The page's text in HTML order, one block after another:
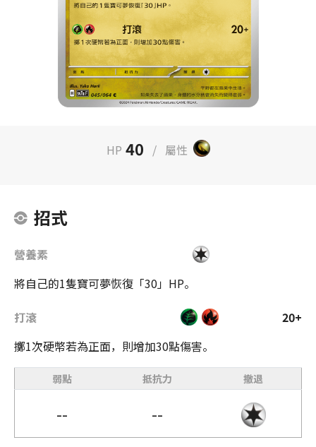
HP 40 / 屬性
招式
營養素
將自己的1隻寶可夢恢復「30」HP。
打滾
20+
擲1次硬幣若為正面，則增加30點傷害。
弱點 抵抗力 撤退
-- --